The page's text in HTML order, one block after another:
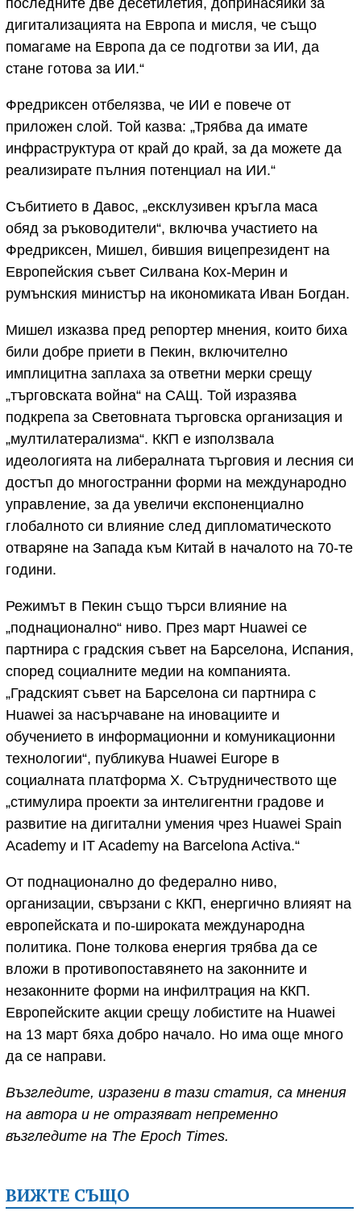
дигитализацията на Европа и мисля, че също
помагаме на Европа да се подготви за ИИ, да
стане готова за ИИ.“
Фредриксен отбелязва, че ИИ е повече от
приложен слой. Той казва: „Трябва да имате
инфраструктура от край до край, за да можете да
реализирате пълния потенциал на ИИ.“
Събитието в Давос, „ексклузивен кръгла маса
обяд за ръководители“, включва участието на
Фредриксен, Мишел, бившия вицепрезидент на
Европейския съвет Силвана Кох-Мерин и
румънския министър на икономиката Иван Богдан.
Мишел изказва пред репортер мнения, които биха
били добре приети в Пекин, включително
имплицитна заплаха за ответни мерки срещу
„търговската война“ на САЩ. Той изразява
подкрепа за Световната търговска организация и
„мултилатерализма“. ККП е използвала
идеологията на либералната търговия и лесния си
достъп до многостранни форми на международно
управление, за да увеличи експоненциално
глобалното си влияние след дипломатическото
отваряне на Запада към Китай в началото на 70-те
години.
Режимът в Пекин също търси влияние на
„поднационално“ ниво. През март Huawei се
партнира с градския съвет на Барселона, Испания,
според социалните медии на компанията.
„Градският съвет на Барселона си партнира с
Huawei за насърчаване на иновациите и
обучението в информационни и комуникационни
технологии“, публикува Huawei Europe в
социалната платформа X. Сътрудничеството ще
„стимулира проекти за интелигентни градове и
развитие на дигитални умения чрез Huawei Spain
Academy и IT Academy на Barcelona Activa.“
От поднационално до федерално ниво,
организации, свързани с ККП, енергично влияят на
европейската и по-широката международна
политика. Поне толкова енергия трябва да се
вложи в противопоставянето на законните и
незаконните форми на инфилтрация на ККП.
Европейските акции срещу лобистите на Huawei
на 13 март бяха добро начало. Но има още много
да се направи.
Възгледите, изразени в тази статия, са мнения
на автора и не отразяват непременно
възгледите на The Epoch Times.
ВИЖТЕ СЪЩО